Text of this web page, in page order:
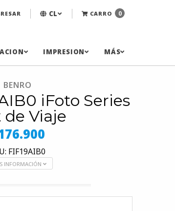
CL CARRO 0
IMPRESION MÁS
BENRO
iFoto Series
de Viaje
FIF19AIB0
INFORMACIÓN